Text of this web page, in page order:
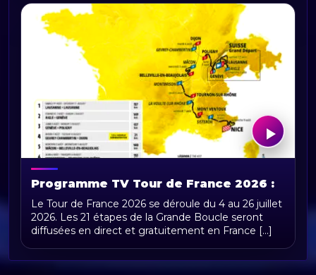
Programme TV Tour de France 2026 :
horaires, chaînes et diffusion en direct
Le Tour de France 2026 se déroule du 4 au 26 juillet
2026. Les 21 étapes de la Grande Boucle seront
diffusées en direct et gratuitement en France [...]